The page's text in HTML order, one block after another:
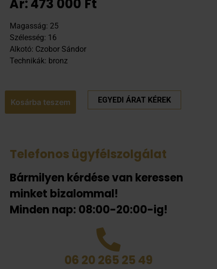
Ár:473 000 Ft
Magasság: 25
Szélesség: 16
Alkotó: Czobor Sándor
Technikák: bronz
Kosárba teszem EGYEDI ÁRAT KÉREK
Telefonos ügyfélszolgálat
Bármilyen kérdése van keressen
minket bizalommal!
Minden nap: 08:00-20:00-ig!
06 20 265 25 49